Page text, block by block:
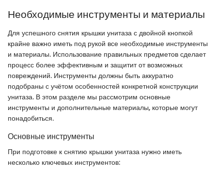
Необходимые инструменты и материалы
Для успешного снятия крышки унитаза с двойной кнопкой
крайне важно иметь под рукой все необходимые инструменты
и материалы. Использование правильных предметов сделает
процесс более эффективным и защитит от возможных
повреждений. Инструменты должны быть аккуратно
подобраны с учётом особенностей конкретной конструкции
унитаза. В этом разделе мы рассмотрим основные
инструменты и дополнительные материалы, которые могут
понадобиться.
Основные инструменты
При подготовке к снятию крышки унитаза нужно иметь
несколько ключевых инструментов: